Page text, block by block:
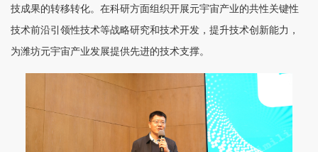
技成果的转移转化。在科研方面组织开展元宇宙产业的共性关键性
技术前沿引领性技术等战略研究和技术开发，提升技术创新能力，
为潍坊元宇宙产业发展提供先进的技术支撑。